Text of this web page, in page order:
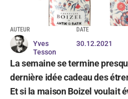
AUTEUR
Yves
Tesson
DATE
30.12.2021
La semaine se termine
dernière idée cadeau des
Et si la maison Boizel voulait